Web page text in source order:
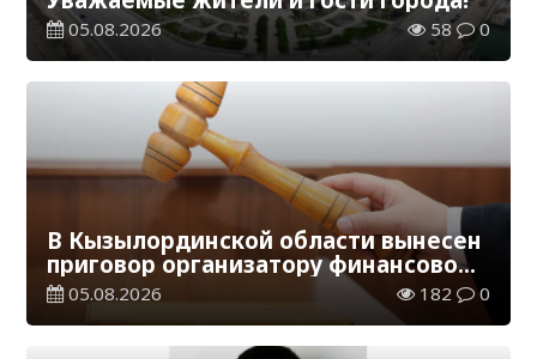
05.08.2026 58 0
В Кызылординской области вынесен
приговор организатору финансовой
пирамиды
05.08.2026 182 0